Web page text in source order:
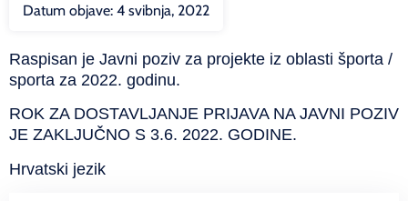
Datum objave: 4 svibnja, 2022
Raspisan je Javni poziv za projekte iz oblasti športa /
sporta za 2022. godinu.
ROK ZA DOSTAVLJANJE PRIJAVA NA JAVNI POZIV
JE ZAKLJUČNO S 3.6. 2022. GODINE.
Hrvatski jezik